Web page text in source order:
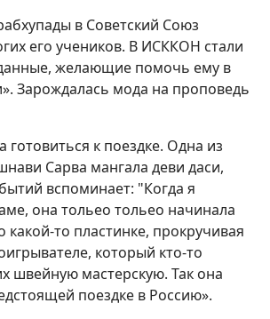
в Советский Союз
его учеников. В ИСККОН стали
желающие помочь ему в
Зарождалась мода на проповедь
готовиться к поездке. Одна из
Сарва мангала деви даси,
вспоминает: "Когда я
она тольео тольео начинала
какой-то пластинке, прокручивая
который кто-то
швейную мастерскую. Так она
поездке в Россию».